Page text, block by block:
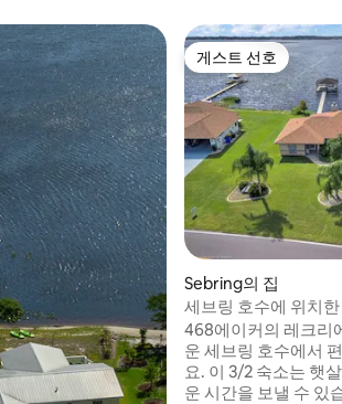
게스트 선호
게스트 선호
Sebring의 집
세브링 호수에 위치
스!
468에이커의 레크리
운 세브링 호수에서
요. 이 3/2 숙소는 햇
운 시간을 보낼 수 있습니다! 거